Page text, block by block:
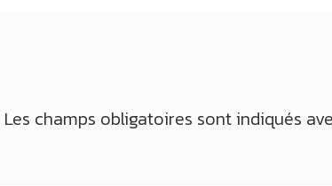
Les champs obligatoires sont indiqués